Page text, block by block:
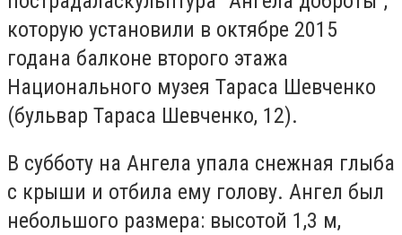
которую установили в октябре 2015
годана балконе второго этажа
Национального музея Тараса Шевченко
(бульвар Тараса Шевченко, 12).
В субботу на Ангела упала снежная глыба
с крыши и отбила ему голову. Ангел был
небольшого размера: высотой 1,3 м,